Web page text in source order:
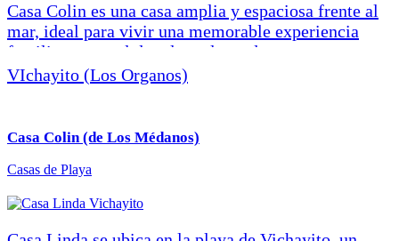
Casa Colin es una casa amplia y espaciosa frente al
mar, ideal para vivir una memorable experiencia
familiar o grupal de relax, playa, deporte,
biodiversidad y buen comer. Está totalmente
independientes para parejas y otros dos dormitorios
uno con baño y agua caliente.
VIchayito (Los Organos)
Casa Colin (de Los Médanos)
Casas de Playa